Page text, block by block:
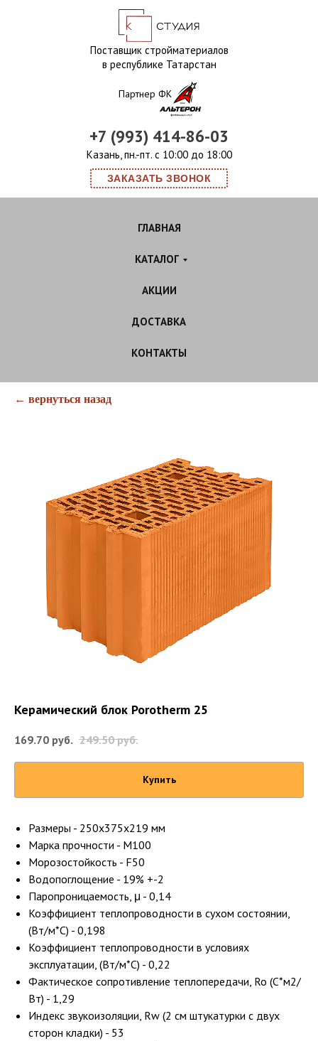
Поставщик стройматериалов
в республике Татарстан
+7 (993) 414-86-03
Казань, пн.-пт. с 10:00 до 18:00
ЗАКАЗАТЬ ЗВОНОК
Партнер ФК
ГЛАВНАЯ
КАТАЛОГ
АКЦИИ
ДОСТАВКА
КОНТАКТЫ
← вернуться назад
Керамический блок Porotherm 25
169.70 руб. 249.50 руб.
Купить
Размеры - 250х375х219 мм
Марка прочности - М100
Морозостойкость - F50
Водопоглощение - 19% +-2
Паропроницаемость, μ - 0,14
Коэффициент теплопроводности в сухом состоянии,
(Вт/м*С) - 0,198
Коэффициент теплопроводности в условиях
эксплуатации, (Вт/м*С) - 0,22
Фактическое сопротивление теплопередачи, Ro (С*м2/
Вт) - 1,29
Индекс звукоизоляции, Rw (2 см штукатурки с двух
сторон кладки) - 53